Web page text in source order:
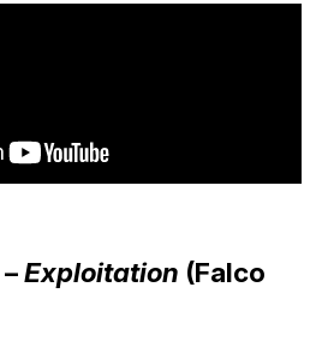
–Exploitation (Falco